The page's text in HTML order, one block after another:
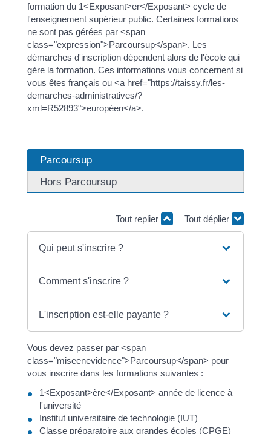
formation du 1<Exposant>er</Exposant> cycle de
l'enseignement supérieur public. Certaines formations
ne sont pas gérées par <span
class="expression">Parcoursup</span>. Les
démarches d'inscription dépendent alors de l'école qui
gère la formation. Ces informations vous concernent si
vous êtes français ou <a href="https://taissy.fr/les-
demarches-administratives/?
xml=R52893">européen</a>.
Parcoursup
Hors Parcoursup
Tout replier Tout déplier
Qui peut s'inscrire ?
Comment s'inscrire ?
L'inscription est-elle payante ?
Vous devez passer par <span
class="miseenevidence">Parcoursup</span> pour
vous inscrire dans les formations suivantes :
1<Exposant>ère</Exposant> année de licence à
l'université
Institut universitaire de technologie (IUT)
Classe préparatoire aux grandes écoles (CPGE)